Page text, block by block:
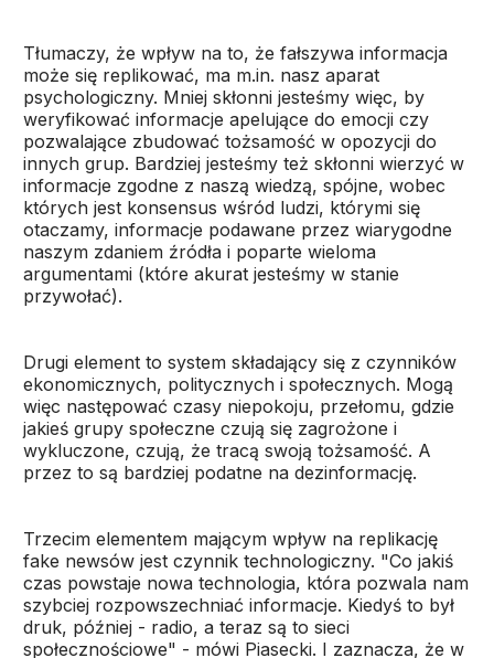
Tłumaczy, że wpływ na to, że fałszywa informacja
może się replikować, ma m.in. nasz aparat
psychologiczny. Mniej skłonni jesteśmy więc, by
weryfikować informacje apelujące do emocji czy
pozwalające zbudować tożsamość w opozycji do
innych grup. Bardziej jesteśmy też skłonni wierzyć w
informacje zgodne z naszą wiedzą, spójne, wobec
których jest konsensus wśród ludzi, którymi się
otaczamy, informacje podawane przez wiarygodne
naszym zdaniem źródła i poparte wieloma
argumentami (które akurat jesteśmy w stanie
przywołać).
Drugi element to system składający się z czynników
ekonomicznych, politycznych i społecznych. Mogą
więc następować czasy niepokoju, przełomu, gdzie
jakieś grupy społeczne czują się zagrożone i
wykluczone, czują, że tracą swoją tożsamość. A
przez to są bardziej podatne na dezinformację.
Trzecim elementem mającym wpływ na replikację
fake newsów jest czynnik technologiczny. "Co jakiś
czas powstaje nowa technologia, która pozwala nam
szybciej rozpowszechniać informacje. Kiedyś to był
druk, później - radio, a teraz są to sieci
społecznościowe" - mówi Piasecki. I zaznacza, że w